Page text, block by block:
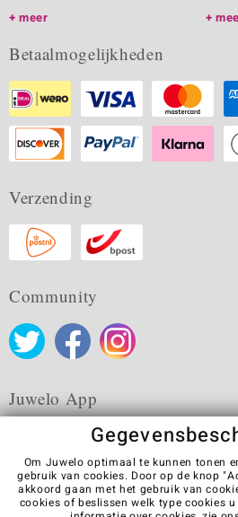
meer
Betaalmogelijkheden
Verzending
Community
Juwelo App
Algemene verkoopvoorwaarden
Colofon
Contact
Om Juwelo optimaal te kunnen tonen
gebruik van cookies. Door op de knop
akkoord gaan met het gebruik van
cookies of beslissen welk type cookies